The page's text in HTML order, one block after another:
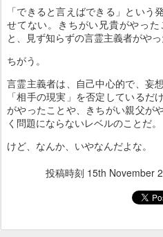
「できると言えばできる」という
せてない。きちがい兄貴がやっ
と、見ず知らずの言霊主義者がや
ちがう。
言霊主義者は、自己中心的で、妄
「相手の現実」を否定している
がやったことや、きちがい親父が
く問題にならないレベルのことだ。
けど、なんか、いやなんだよな。
投稿時刻 15th November